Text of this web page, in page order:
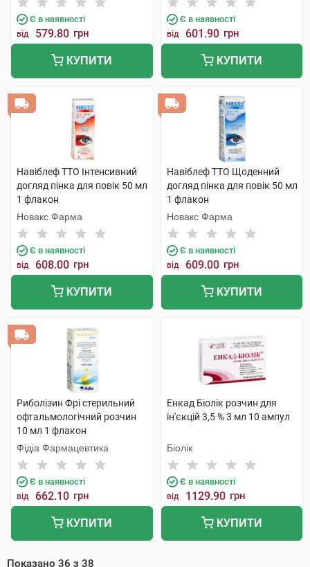
Є в наявності
від 579.80 грн
КУПИТИ
Є в наявності
від 601.90 грн
КУПИТИ
Навіблеф ТТО Інтенсивний
догляд пінка для повік 50 мл
1 флакон
Новакс Фарма
Є в наявності
від 608.00 грн
КУПИТИ
Навіблеф ТТО Щоденний
догляд пінка для повік 50 мл
1 флакон
Новакс Фарма
Є в наявності
від 609.00 грн
КУПИТИ
Риболізин Фрі стерильний
офтальмологічний розчин
10 мл 1 флакон
Фідіа Фармацевтика
Є в наявності
від 662.10 грн
КУПИТИ
Енкад Біолік розчин для
ін'єкцій 3,5 % 3 мл 10 ампул
Біолік
Є в наявності
від 1129.90 грн
КУПИТИ
Показано 36 з 38